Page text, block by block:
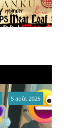
5 août 2026